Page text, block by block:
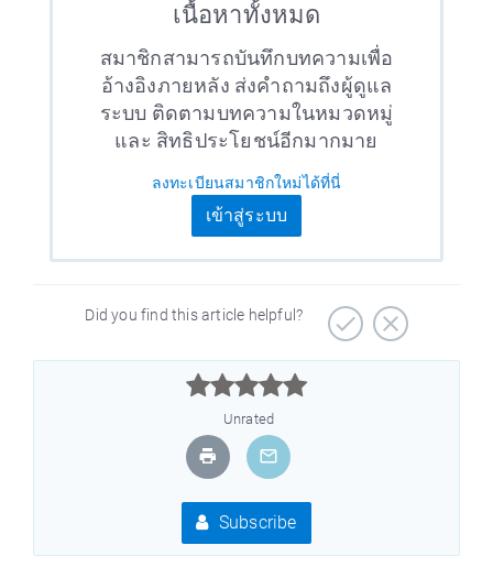
เนื้อหาทั้งหมด
สมาชิกสามารถบันทึกบทความเพื่อ
อ้างอิงภายหลัง ส่งคำถามถึงผู้ดูแล
ระบบ ติดตามบทความในหมวดหมู่
และ สิทธิประโยชน์อีกมากมาย
ลงทะเบียนสมาชิกใหม่ได้ที่นี่
เข้าสู่ระบบ
Did you find this article helpful?



Unrated
Subscribe